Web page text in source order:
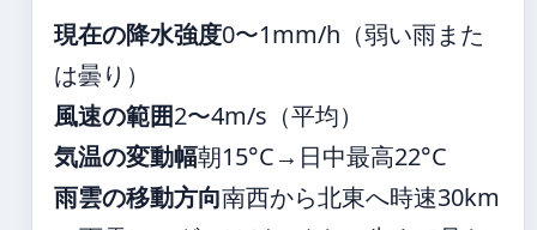
現在の降水強度0〜1mm/h（弱い雨また
は曇り）
風速の範囲2〜4m/s（平均）
気温の変動幅朝15°C→日中最高22°C
雨雲の移動方向南西から北東へ時速30km